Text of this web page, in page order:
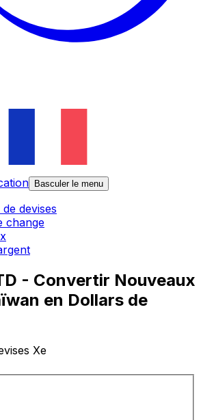
Basculer le menu
devises
change
- Convertir Nouveaux
en Dollars de
Xe